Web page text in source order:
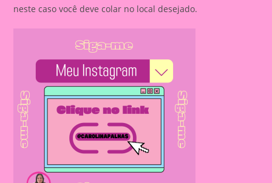
neste caso você deve colar no local desejado.